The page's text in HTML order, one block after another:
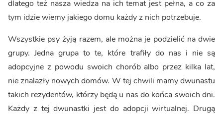
dlatego też nasza wiedza na ich temat jest pełna, a co za
tym idzie wiemy jakiego domu każdy z nich potrzebuje.
Wszystkie psy żyją razem, ale można je podzielić na dwie
grupy. Jedna grupa to te, które trafiły do nas i nie są
adopcyjne z powodu swoich chorób albo przez kilka lat,
nie znalazły nowych domów. W tej chwili mamy dwunastu
takich rezydentów, którzy będą u nas do końca swoich dni.
Każdy z tej dwunastki jest do adopcji wirtualnej. Drugą